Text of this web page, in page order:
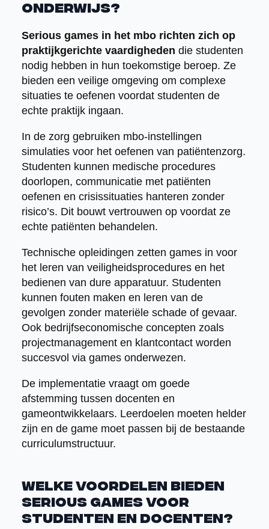
onderwijs?
Serious games in het mbo richten zich op
praktijkgerichte vaardigheden die studenten
nodig hebben in hun toekomstige beroep. Ze
bieden een veilige omgeving om complexe
situaties te oefenen voordat studenten de
echte praktijk ingaan.
In de zorg gebruiken mbo-instellingen
simulaties voor het oefenen van patiëntenzorg.
Studenten kunnen medische procedures
doorlopen, communicatie met patiënten
oefenen en crisissituaties hanteren zonder
risico’s. Dit bouwt vertrouwen op voordat ze
echte patiënten behandelen.
Technische opleidingen zetten games in voor
het leren van veiligheidsprocedures en het
bedienen van dure apparatuur. Studenten
kunnen fouten maken en leren van de
gevolgen zonder materiële schade of gevaar.
Ook bedrijfseconomische concepten zoals
projectmanagement en klantcontact worden
succesvol via games onderwezen.
De implementatie vraagt om goede
afstemming tussen docenten en
gameontwikkelaars. Leerdoelen moeten helder
zijn en de game moet passen bij de bestaande
curriculumstructuur.
Welke voordelen bieden
serious games voor
studenten en docenten?